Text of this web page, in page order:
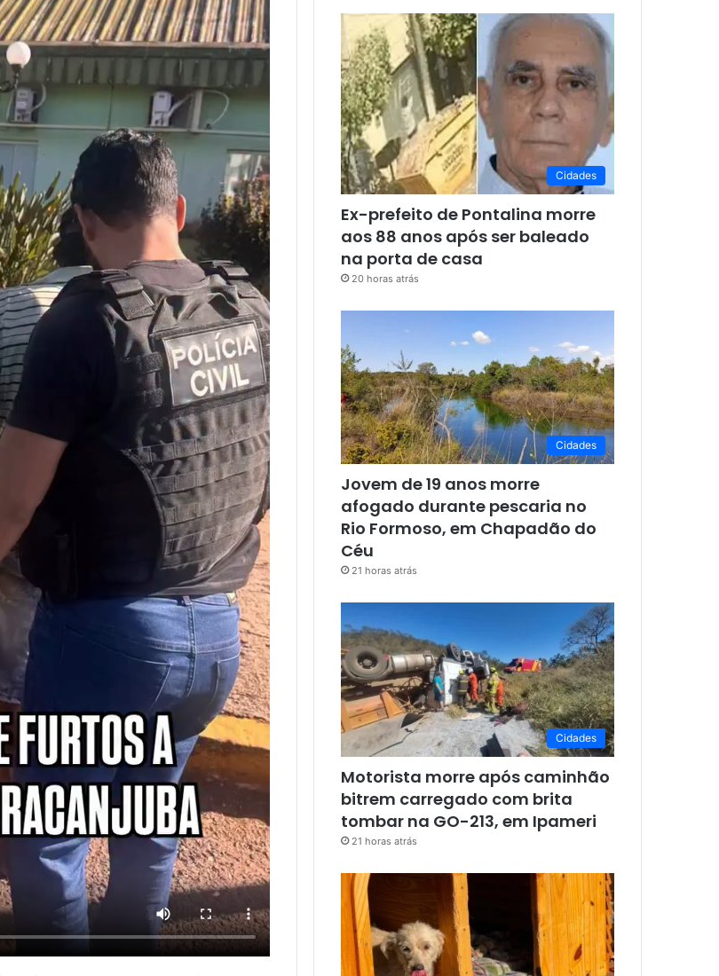
Cidades
Ex-prefeito de Pontalina morre
aos 88 anos após ser baleado
na porta de casa
20 horas atrás
Cidades
Jovem de 19 anos morre
afogado durante pescaria no
Rio Formoso, em Chapadão do
Céu
21 horas atrás
Cidades
Motorista morre após caminhão
bitrem carregado com brita
tombar na GO-213, em Ipameri
21 horas atrás